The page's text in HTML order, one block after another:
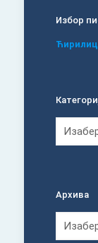
Избор
Архива